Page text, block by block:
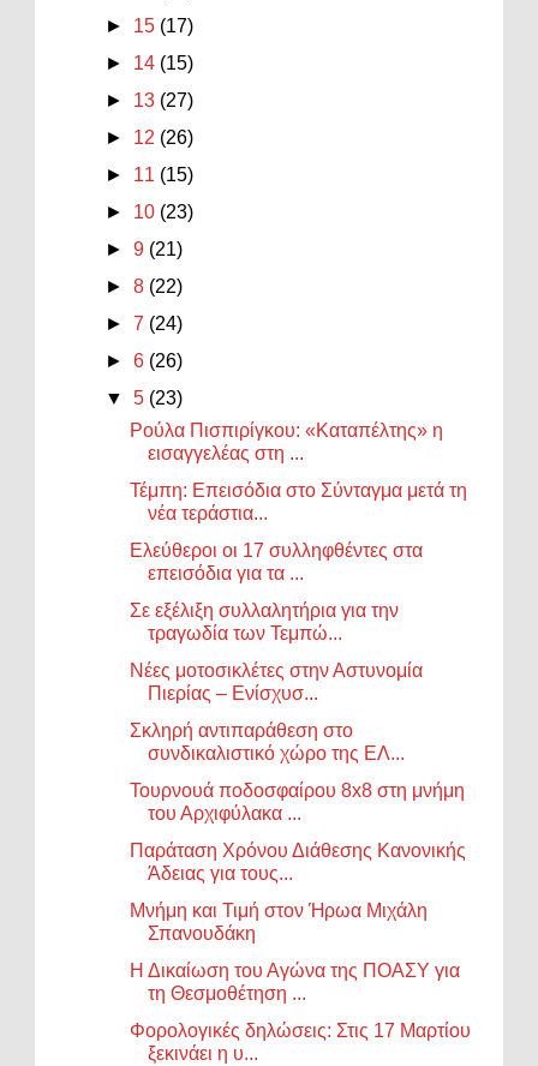
► 15 (17)
► 14 (15)
► 13 (27)
► 12 (26)
► 11 (15)
► 10 (23)
►9 (21)
►8 (22)
►7 (24)
►6 (26)
▼5 (23)
Ρούλα Πισπιρίγκου: «Καταπέλτης» η
εισαγγελέας στη ...
Τέμπη: Επεισόδια στο Σύνταγμα μετά τη
νέα τεράστια...
Ελεύθεροι οι 17 συλληφθέντες στα
επεισόδια για τα ...
Σε εξέλιξη συλλαλητήρια για την
τραγωδία των Τεμπώ...
Νέες μοτοσικλέτες στην Αστυνομία
Πιερίας – Ενίσχυσ...
Σκληρή αντιπαράθεση στο
συνδικαλιστικό χώρο της ΕΛ...
Τουρνουά ποδοσφαίρου 8x8 στη μνήμη
του Αρχιφύλακα ...
Παράταση Χρόνου Διάθεσης Κανονικής
Άδειας για τους...
Μνήμη και Τιμή στον Ήρωα Μιχάλη
Σπανουδάκη
Η Δικαίωση του Αγώνα της ΠΟΑΣΥ για
τη Θεσμοθέτηση ...
Φορολογικές δηλώσεις: Στις 17 Μαρτίου
ξεκινάει η υ...